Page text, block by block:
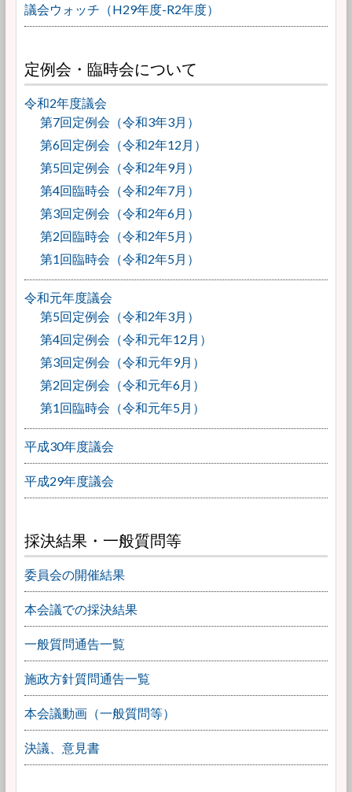
議会ウォッチ（H29年度-R2年度）
定例会・臨時会について
令和2年度議会
第7回定例会（令和3年3月）
第6回定例会（令和2年12月）
第5回定例会（令和2年9月）
第4回臨時会（令和2年7月）
第3回定例会（令和2年6月）
第2回臨時会（令和2年5月）
第1回臨時会（令和2年5月）
令和元年度議会
第5回定例会（令和2年3月）
第4回定例会（令和元年12月）
第3回定例会（令和元年9月）
第2回定例会（令和元年6月）
第1回臨時会（令和元年5月）
平成30年度議会
平成29年度議会
採決結果・一般質問等
委員会の開催結果
本会議での採決結果
一般質問通告一覧
施政方針質問通告一覧
本会議動画（一般質問等）
決議、意見書